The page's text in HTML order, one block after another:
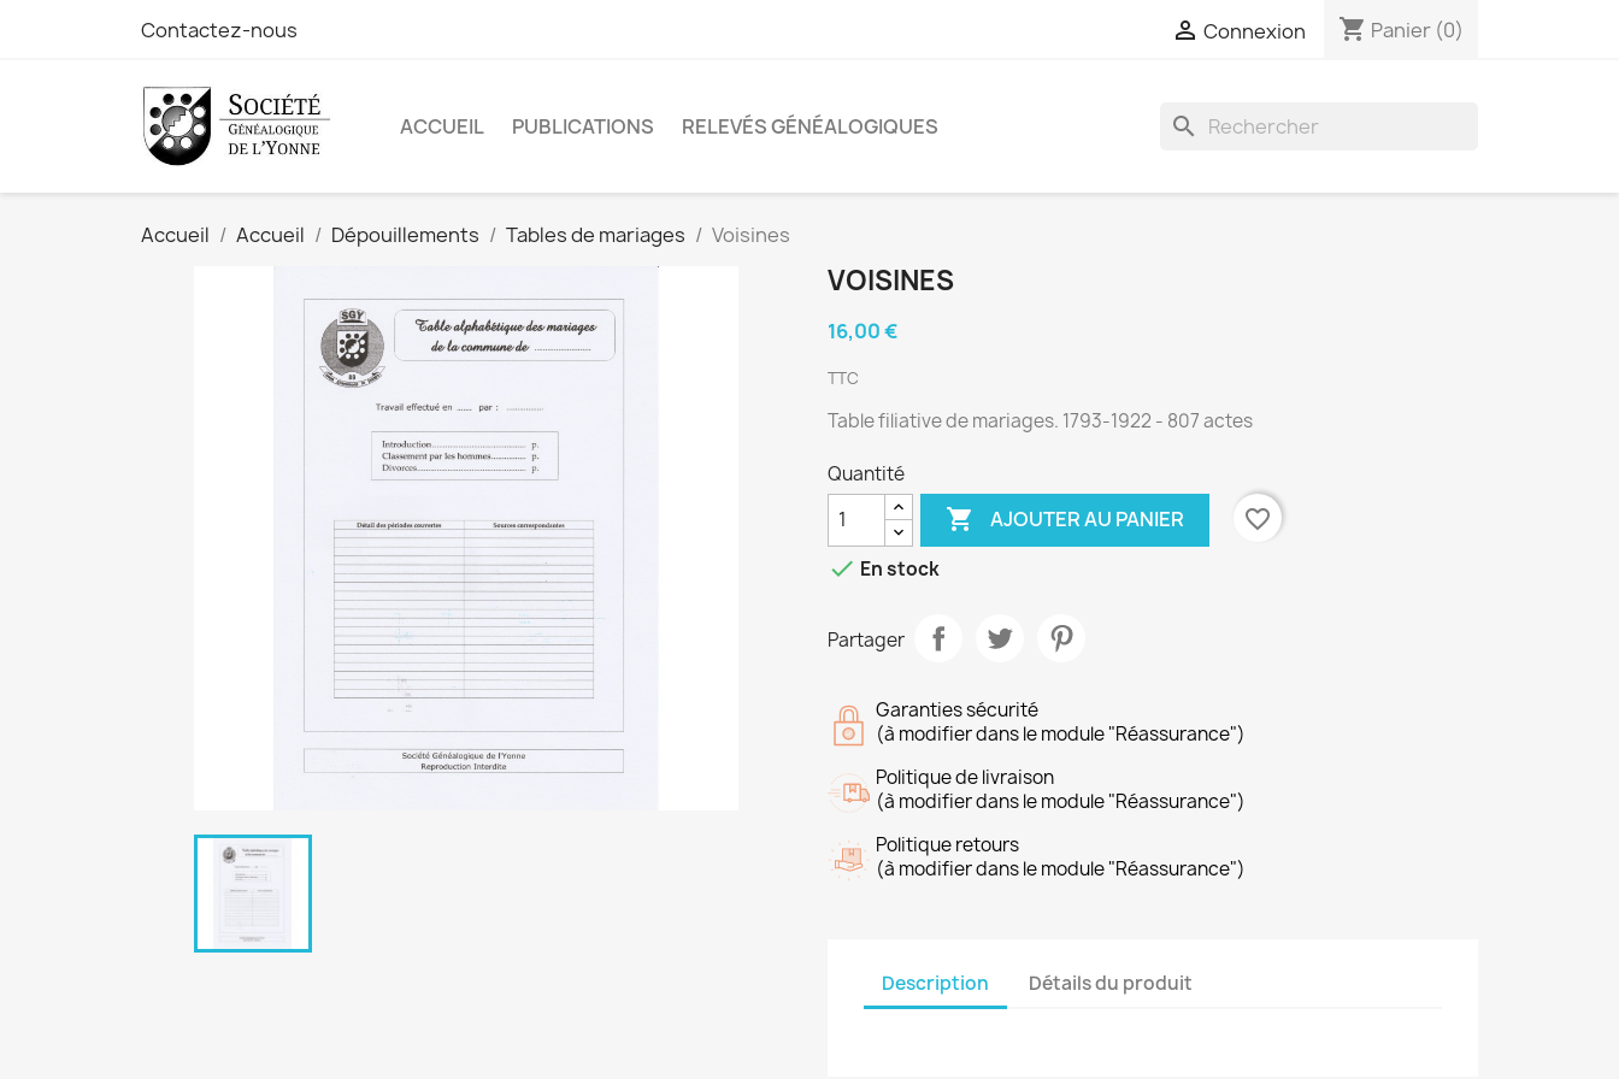
Contactez-nous  Connexion shopping_cart Panier (0)
ACCUEIL PUBLICATIONS RELEVÉS GÉNÉALOGIQUES search
Accueil Accueil Dépouillements Tables de mariages Voisines
VOISINES
16,00 €
TTC
Table filiative de mariages. 1793-1922 - 807 actes
Quantité
 AJOUTER AU PANIER
favorite_border
 En stock
Partager
Garanties sécurité
(à modifier dans le module "Réassurance")
Politique de livraison
(à modifier dans le module "Réassurance")
Politique retours
(à modifier dans le module "Réassurance")
Description Détails du produit